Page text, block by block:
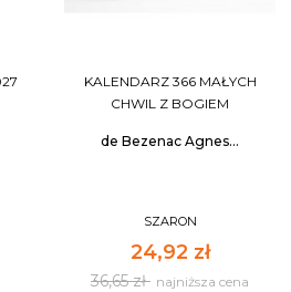
KALENDARZ 366 MAŁYCH
CHWIL Z BOGIEM
de Bezenac Agnes...
SZARON
24,92 zł
36,65 zł najniższa cena